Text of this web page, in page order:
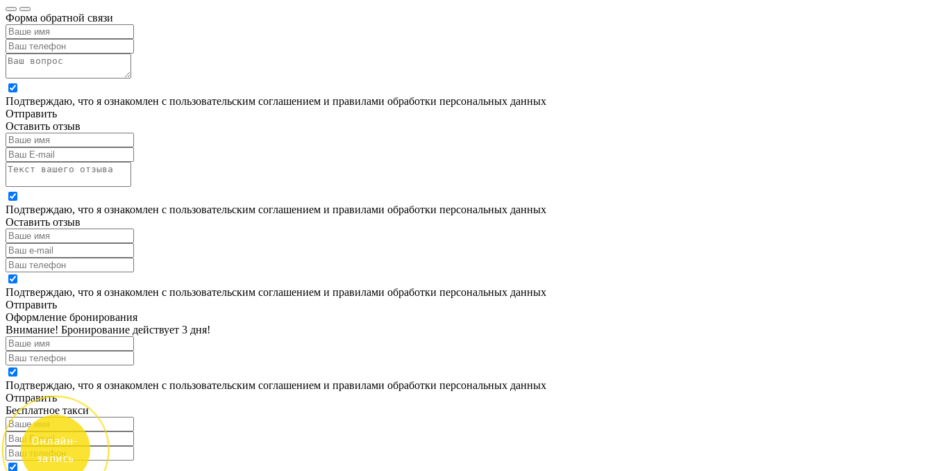
Форма обратной связи
Подтверждаю, что я ознакомлен с пользовательским соглашением и правилами обработки персональных данных
Отправить
Оставить отзыв
Подтверждаю, что я ознакомлен с пользовательским соглашением и правилами обработки персональных данных
Оставить отзыв
Подтверждаю, что я ознакомлен с пользовательским соглашением и правилами обработки персональных данных
Отправить
Оформление бронирования
Внимание! Бронирование действует 3 дня!
Подтверждаю, что я ознакомлен с пользовательским соглашением и правилами обработки персональных данных
Отправить
Бесплатное такси
Онлайн-
запись